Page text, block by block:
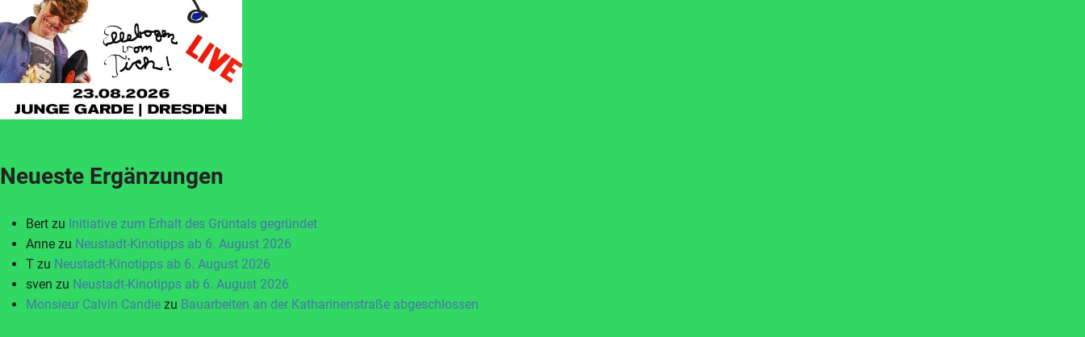
Neueste Ergänzungen
Bert zu Initiative zum Erhalt des Grüntals gegründet
Anne zu Neustadt-Kinotipps ab 6. August 2026
T zu Neustadt-Kinotipps ab 6. August 2026
sven zu Neustadt-Kinotipps ab 6. August 2026
Monsieur Calvin Candie zu Bauarbeiten an der Katharinenstraße abgeschlossen